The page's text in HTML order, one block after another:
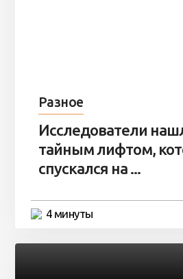
Разное
Исследователи
тайным лифтом,
спускался на ...
4 минуты